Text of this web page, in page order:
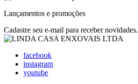
Lançamentos e promoções
Cadastre seu e-mail para receber novidades.
facebook
instagram
youtube